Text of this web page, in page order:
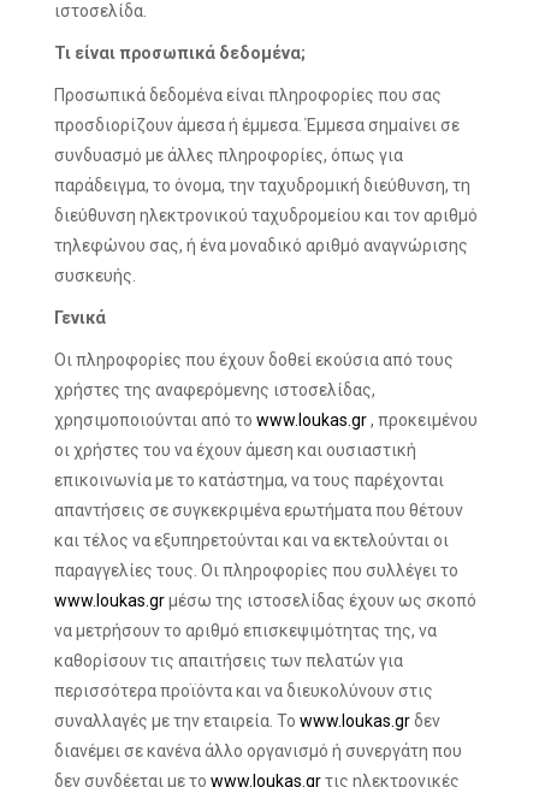
ιστοσελίδα.
Τι είναι προσωπικά δεδομένα;
Προσωπικά δεδομένα είναι πληροφορίες που σας
προσδιορίζουν άμεσα ή έμμεσα. Έμμεσα σημαίνει σε
συνδυασμό με άλλες πληροφορίες, όπως για
παράδειγμα, το όνομα, την ταχυδρομική διεύθυνση, τη
διεύθυνση ηλεκτρονικού ταχυδρομείου και τον αριθμό
τηλεφώνου σας, ή ένα μοναδικό αριθμό αναγνώρισης
συσκευής.
Γενικά
Οι πληροφορίες που έχουν δοθεί εκούσια από τους
χρήστες της αναφερόμενης ιστοσελίδας,
χρησιμοποιούνται από το www.loukas.gr, προκειμένου
οι χρήστες του να έχουν άμεση και ουσιαστική
επικοινωνία με το κατάστημα, να τους παρέχονται
απαντήσεις σε συγκεκριμένα ερωτήματα που θέτουν
και τέλος να εξυπηρετούνται και να εκτελούνται οι
παραγγελίες τους. Οι πληροφορίες που συλλέγει το
www.loukas.grμέσω της ιστοσελίδας έχουν ως σκοπό
να μετρήσουν το αριθμό επισκεψιμότητας της, να
καθορίσουν τις απαιτήσεις των πελατών για
περισσότερα προϊόντα και να διευκολύνουν στις
συναλλαγές με την εταιρεία. Το www.loukas.grδεν
διανέμει σε κανένα άλλο οργανισμό ή συνεργάτη που
δεν συνδέεται με το www.loukas.grτις ηλεκτρονικές